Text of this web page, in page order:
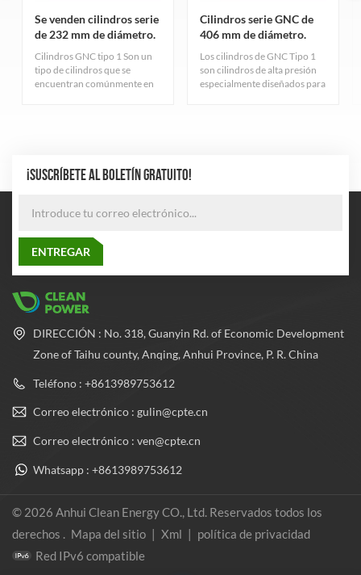
Se venden cilindros serie
de 232 mm de diámetro.
Cilindros GNC tipo 1 Son un
tipo de cilindros que se
encuentran comúnmente en
calidad.
Cilindros serie GNC de
406 mm de diámetro.
Los cilindros de GNC Tipo 1
son cilindros de alta presión
especialmente diseñados para
confiabilidad del cilindro.
¡SUSCRÍBETE AL BOLETÍN GRATUITO!
DIRECCIÓN : No. 318, Guanyin Rd. of Economic Development
Zone of Taihu county, Anqing, Anhui Province, P. R. China
Teléfono : +8613989753612
Correo electrónico : gulin@cpte.cn
Correo electrónico : ven@cpte.cn
Whatsapp : +8613989753612
© 2026 Anhui Clean Energy CO., Ltd. Reservados todos los
derechos . Mapa del sitio | Xml | política de privacidad
Red IPv6 compatible